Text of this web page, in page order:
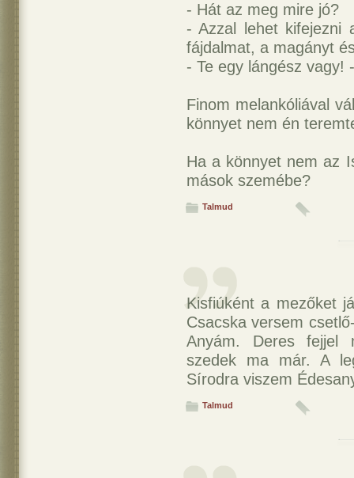
- Hát az meg mire jó?
- Azzal lehet kifejezni
fájdalmat, a magányt
- Te egy lángész vagy!
Finom melankóliával
könnyet nem én
Ha a könnyet nem az
mások szemébe?
Talmud
Kisfiúként a mezőket
Csacska versem
Anyám. Deres fejjel
szedek ma már. A
Sírodra viszem
Talmud